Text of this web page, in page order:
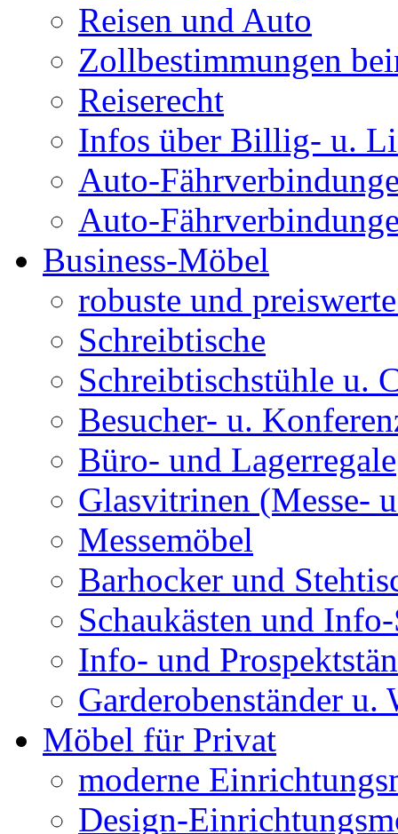
Reisen und Auto
Zollbestimmungen
Reiserecht
Infos über Billig- u.
Auto-
Auto-
Business-Möbel
robuste und
Schreibtische
Schreibtischstühle u.
Besucher- u.
Büro- und Lagerregale
Glasvitrinen (Messe-
Messemöbel
Barhocker und
Schaukästen und
Info- und
Garderobenständer u.
Möbel für Privat
moderne
Design-